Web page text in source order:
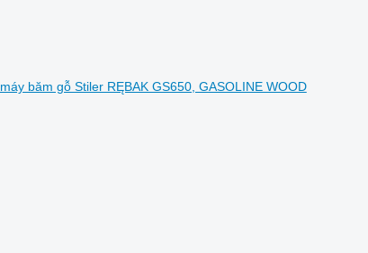
máy băm gỗ Stiler RĘBAK GS650, GASOLINE WOOD